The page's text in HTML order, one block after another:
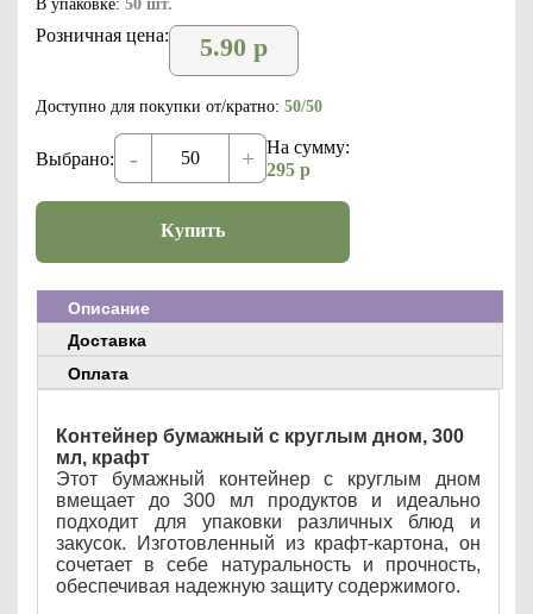
В упаковке: 50 шт.
Розничная цена: 5.90 р
Доступно для покупки от/кратно: 50/50
Выбрано: - +
На сумму:
295 р
Купить
Описание
Доставка
Оплата
Контейнер бумажный с круглым дном, 300
мл, крафт
Этот бумажный контейнер с круглым дном
вмещает до 300 мл продуктов и идеально
подходит для упаковки различных блюд и
закусок. Изготовленный из крафт-картона, он
сочетает в себе натуральность и прочность,
обеспечивая надежную защиту содержимого.